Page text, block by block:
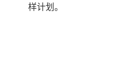
样计划。